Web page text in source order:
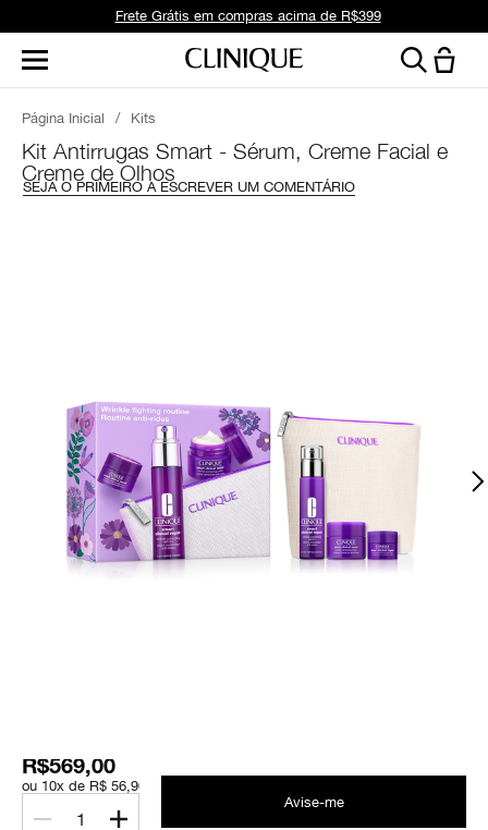
Frete Grátis em compras acima de R$399
Página Inicial / Kits
Kit Antirrugas Smart - Sérum, Creme Facial e
Creme de Olhos
SEJA O PRIMEIRO A ESCREVER UM COMENTÁRIO
R$569,00
ou 10x de R$ 56,90
1
Avise-me